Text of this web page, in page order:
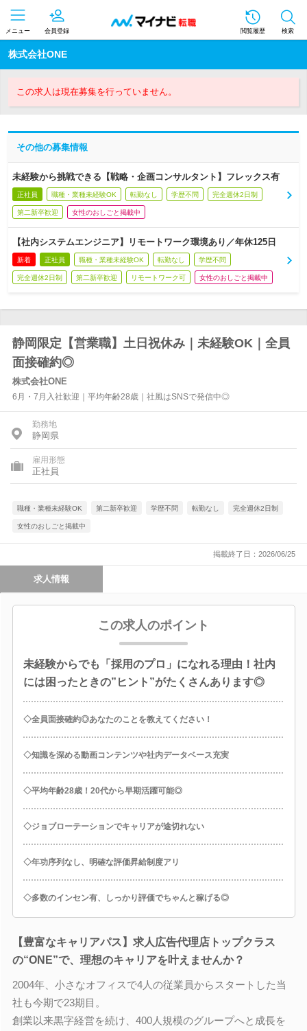
メニュー 会員登録 閲覧履歴 検索
株式会社ONE
この求人は現在募集を行っていません。
その他の募集情報
未経験から挑戦できる【戦略・企画コンサルタント】フレックス有
正社員 職種・業種未経験OK 転勤なし 学歴不問 完全週休2日制
第二新卒歓迎 女性のおしごと掲載中
【社内システムエンジニア】リモートワーク環境あり／年休125日
新着 正社員 職種・業種未経験OK 転勤なし 学歴不問
完全週休2日制 第二新卒歓迎 リモートワーク可 女性のおしごと掲載中
静岡限定【営業職】土日祝休み｜未経験OK｜全員
面接確約◎
株式会社ONE
6月・7月入社歓迎｜平均年齢28歳｜社風はSNSで発信中◎
勤務地
静岡県
雇用形態
正社員
職種・業種未経験OK 第二新卒歓迎 学歴不問 転勤なし 完全週休2日制
女性のおしごと掲載中
掲載終了日：2026/06/25
求人情報
この求人のポイント
未経験からでも「採用のプロ」になれる理由！社内
には困ったときの”ヒント”がたくさんあります◎
◇全員面接確約◎あなたのことを教えてください！
◇知識を深める動画コンテンツや社内データベース充実
◇平均年齢28歳！20代から早期活躍可能◎
◇ジョブローテーションでキャリアが途切れない
◇年功序列なし、明確な評価昇給制度アリ
◇多数のインセン有、しっかり評価でちゃんと稼げる◎
【豊富なキャリアパス】求人広告代理店トップクラス
の“ONE”で、理想のキャリアを叶えませんか？
2004年、小さなオフィスで4人の従業員からスタートした当
社も今期で23期目。
創業以来黒字経営を続け、400人規模のグループへと成長を